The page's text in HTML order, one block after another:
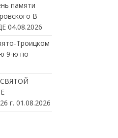
памяти
В
04.08.2026
Троицком
9-ю по
г. 01.08.2026